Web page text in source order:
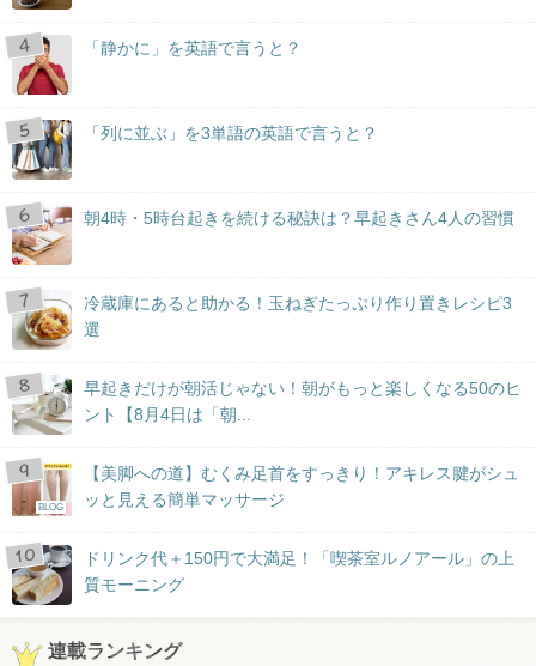
「静かに」を英語で言うと？
「列に並ぶ」を3単語の英語で言うと？
朝4時・5時台起きを続ける秘訣は？早起きさん4人の習慣
冷蔵庫にあると助かる！玉ねぎたっぷり作り置きレシピ3
選
早起きだけが朝活じゃない！朝がもっと楽しくなる50のヒ
ント【8月4日は「朝...
BLOG
【美脚への道】むくみ足首をすっきり！アキレス腱がシュ
ッと見える簡単マッサージ
ドリンク代＋150円で大満足！「喫茶室ルノアール」の上
質モーニング
連載ランキング